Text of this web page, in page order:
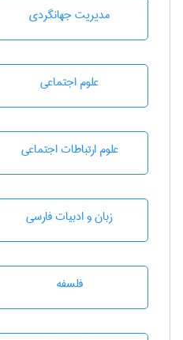
مديريت جهانگردی
علوم اجتماعی
علوم ارتباطات اجتماعی
زبان و ادبيات فارسی
فلسفه